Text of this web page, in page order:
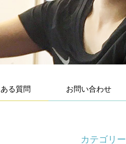
る質問 お問い合わせ
カテゴリー